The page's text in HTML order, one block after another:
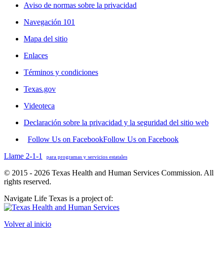
Aviso de normas sobre la privacidad
Navegación 101
Mapa del sitio
Enlaces
Términos y condiciones
Texas.gov
Videoteca
Declaración sobre la privacidad y la seguridad del sitio web
Follow Us on FacebookFollow Us on Facebook
Llame 2-1-1
para programas y servicios estatales
© 2015 - 2026 Texas Health and Human Services Commission. All
rights reserved.
Navigate Life Texas is a project of:
Volver al inicio